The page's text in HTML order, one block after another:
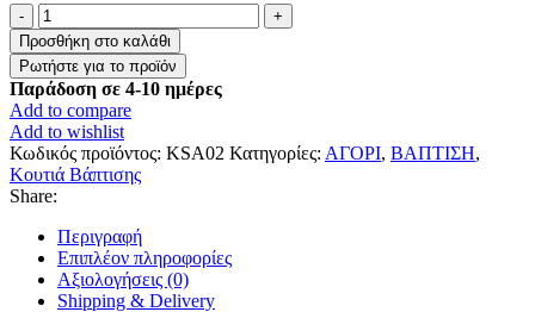
Βαπτιστικό
μπαούλο
–
θρανίο
”
Ζώα
του
δάσους
με
όνομα
ποσότητα
Προσθήκη στο καλάθι
Παράδοση σε 4-10 ημέρες
Add to compare
Add to wishlist
Κωδικός προϊόντος: KSA02 Κατηγορίες: ΑΓΟΡΙ, ΒΑΠΤΙΣΗ,
Κουτιά Βάπτισης
Share:
Περιγραφή
Επιπλέον πληροφορίες
Αξιολογήσεις (0)
Shipping & Delivery